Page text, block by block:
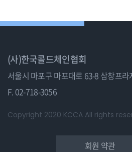
(사)한국콜드체인협회
서울시 마포구 마포대로 63-8 삼창프라
F. 02-718-3056
Copyright 2020 KCCA All rights
회원 약관